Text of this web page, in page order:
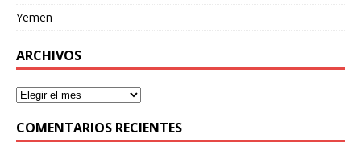
Yemen
ARCHIVOS
COMENTARIOS RECIENTES